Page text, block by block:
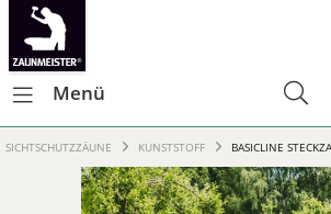
Menü
SICHTSCHUTZZÄUNE KUNSTSTOFF BASICLINE